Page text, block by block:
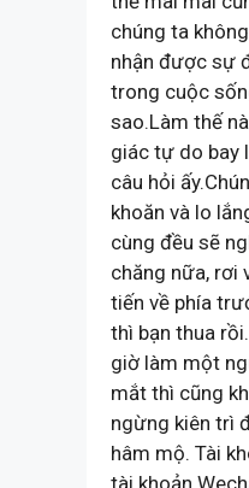
chúng ta
nhận được sự
trong cuộc
sao.Làm thế
giác tự do bay
câu hỏi
khoăn và lo
cùng đều sẽ
chăng nữa, rơi
tiến về phía
thì bạn thua
giờ làm một
mắt thì cũng
ngừng kiên trì
hâm mộ. Tài